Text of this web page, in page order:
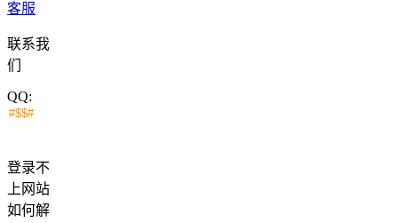
客服
联系我
们
QQ:
登录不
上网站
如何解